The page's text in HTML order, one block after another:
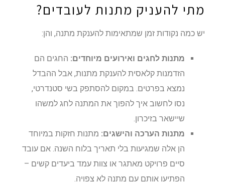
מתי להעניק מתנות לעובדים?
יש כמה נקודות זמן שמתאימות להענקת מתנה, והן:
מתנות לחגים ואירועים מיוחדים:החגים הם
הזדמנות קלאסית להענקת מתנות, אבל ההבדל
נמצא בפרטים. במקום להסתפק בשי סטנדרטי,
נסו לחשוב איך להפוך את המתנה לחג למשהו
שיישאר בזיכרון.
מתנות הערכה והישגים:מתנות חזקות במיוחד
הן אלה שמגיעות בלי תאריך בלוח השנה. אם עובד
סיים פרויקט מאתגר או צוות עמד ביעדים קשים –
הפתיעו אותם עם מתנה לא צפויה.